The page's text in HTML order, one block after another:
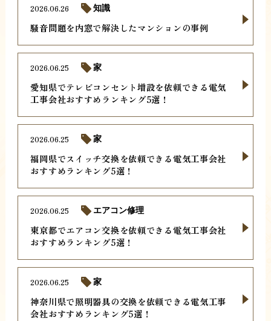
騒音問題を内窓で解決したマンションの事例
2026.06.26 知識
愛知県でテレビコンセント増設を依頼できる電気
工事会社おすすめランキング5選！
2026.06.25 家
福岡県でスイッチ交換を依頼できる電気工事会社
おすすめランキング5選！
2026.06.25 家
東京都でエアコン交換を依頼できる電気工事会社
おすすめランキング5選！
2026.06.25 エアコン修理
神奈川県で照明器具の交換を依頼できる電気工事
会社おすすめランキング5選！
2026.06.25 家